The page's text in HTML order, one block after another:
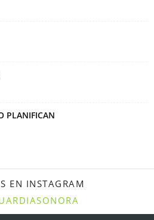
PLANIFICAN
EN INSTAGRAM